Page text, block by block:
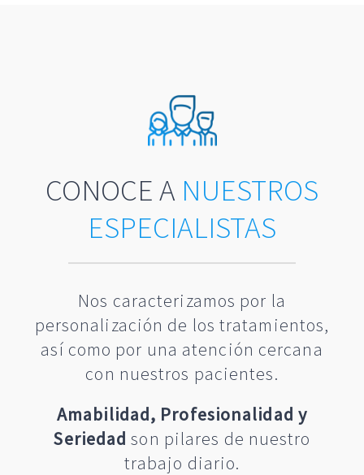
CONOCE A NUESTROS
ESPECIALISTAS
Nos caracterizamos por la
personalización de los tratamientos,
así como por una atención cercana
con nuestros pacientes.
Amabilidad, Profesionalidad y
Seriedad son pilares de nuestro
trabajo diario.